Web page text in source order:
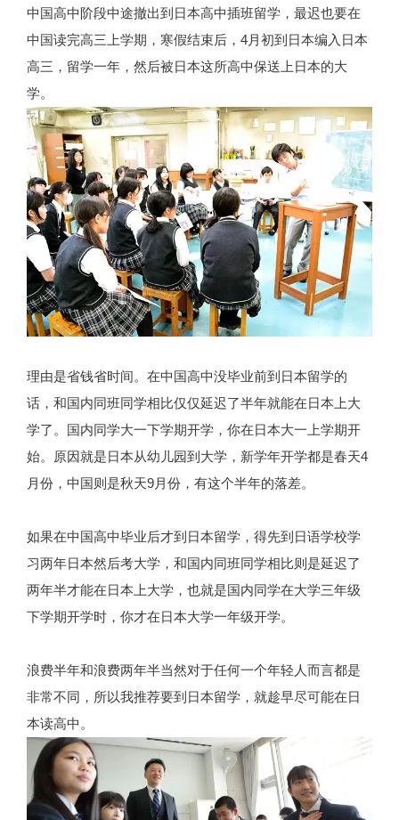
中国高中阶段中途撤出到日本高中插班留学，最迟也要在
中国读完高三上学期，寒假结束后，4月初到日本编入日本
高三，留学一年，然后被日本这所高中保送上日本的大
学。
理由是省钱省时间。在中国高中没毕业前到日本留学的
话，和国内同班同学相比仅仅延迟了半年就能在日本上大
学了。国内同学大一下学期开学，你在日本大一上学期开
始。原因就是日本从幼儿园到大学，新学年开学都是春天4
月份，中国则是秋天9月份，有这个半年的落差。
如果在中国高中毕业后才到日本留学，得先到日语学校学
习两年日本然后考大学，和国内同班同学相比则是延迟了
两年半才能在日本上大学，也就是国内同学在大学三年级
下学期开学时，你才在日本大学一年级开学。
浪费半年和浪费两年半当然对于任何一个年轻人而言都是
非常不同，所以我推荐要到日本留学，就趁早尽可能在日
本读高中。